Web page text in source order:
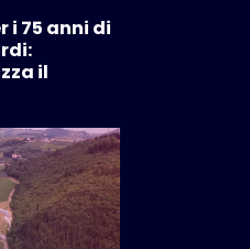
i 75 anni di
il